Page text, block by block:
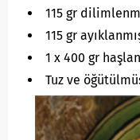
115 gr
115 gr
1 x 400 gr
Tuz ve